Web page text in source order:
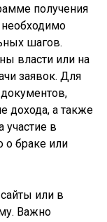
получения
необходимо
шагов.
власти или на
заявок. Для
документов,
дохода, а также
в
о браке или
или в
Важно